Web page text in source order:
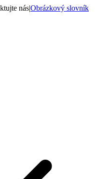
nás|Obrázkový slovník